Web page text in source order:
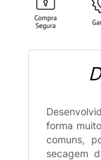
forma
comuns,
secagem